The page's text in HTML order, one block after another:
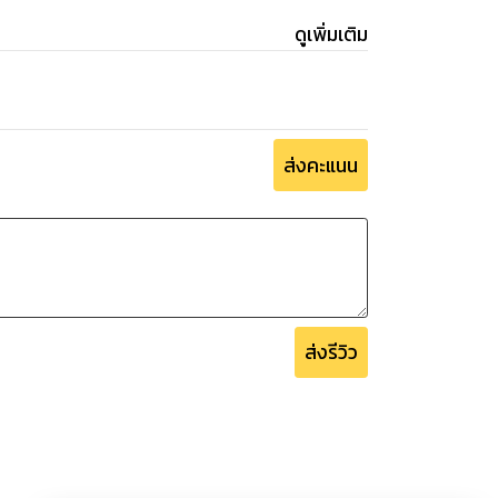
ดูเพิ่มเติม
ส่งคะแนน
ส่งรีวิว